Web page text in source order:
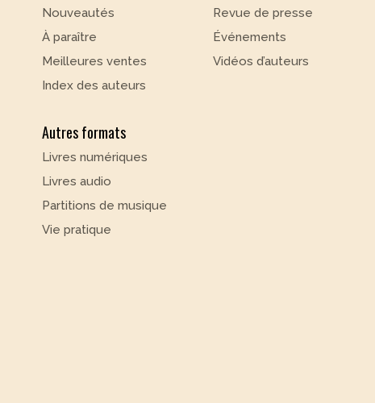
Nouveautés
À paraître
Meilleures ventes
Index des auteurs
Autres formats
Livres numériques
Livres audio
Partitions de musique
Vie pratique
Revue de presse
Événements
Vidéos d’auteurs